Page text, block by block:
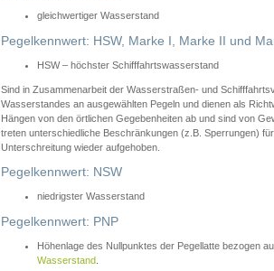
gleichwertiger Wasserstand
Pegelkennwert: HSW, Marke I, Marke II und
HSW – höchster Schifffahrtswasserstand
Sind in Zusammenarbeit der Wasserstraßen- und
Wasserstandes an ausgewählten Pegeln und dienen als
Hängen von den örtlichen Gegebenheiten ab und sind von
treten unterschiedliche Beschränkungen (z.B. Sperrungen)
Unterschreitung wieder aufgehoben.
Pegelkennwert: NSW
niedrigster Wasserstand
Pegelkennwert: PNP
Höhenlage des Nullpunktes der Pegellatte bezogen
Wasserstand